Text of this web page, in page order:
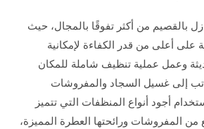
بالقصيم من أكثر تفوقًا بالمجال، حيث
على أعلى من قدر الكفاءة لإمكانية
وعمل عملية تنظيف شاملة للمكان
إلى غسيل السجاد والمفروشات
أجود أنواع المنظفات التي تتميز
من المفروشات ورائحتها العطرة المميزة،